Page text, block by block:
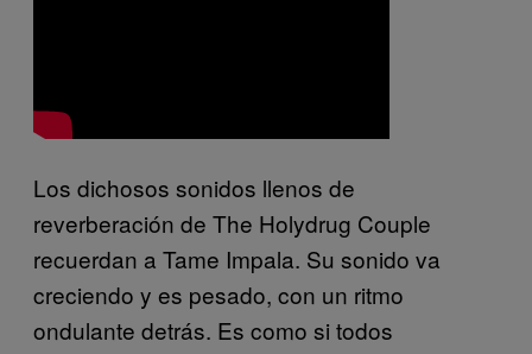
Los dichosos sonidos llenos de
reverberación de The Holydrug Couple
recuerdan a Tame Impala. Su sonido va
creciendo y es pesado, con un ritmo
ondulante detrás. Es como si todos